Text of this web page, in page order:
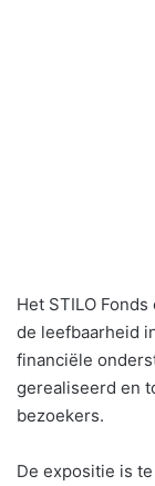
Het STILO
de leefbaarheid
financiële
gerealiseerd en
bezoekers.
De expositie is